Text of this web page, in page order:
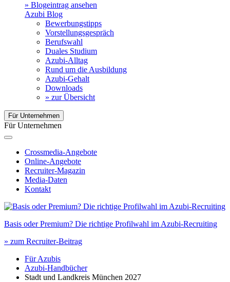
» Blogeintrag ansehen
Azubi Blog
Bewerbungstipps
Vorstellungsgespräch
Berufswahl
Duales Studium
Azubi-Alltag
Rund um die Ausbildung
Azubi-Gehalt
Downloads
» zur Übersicht
Für Unternehmen
Für Unternehmen
Crossmedia-Angebote
Online-Angebote
Recruiter-Magazin
Media-Daten
Kontakt
Basis oder Premium? Die richtige Profilwahl im Azubi-Recruiting
» zum Recruiter-Beitrag
Für Azubis
Azubi-Handbücher
Stadt und Landkreis München 2027